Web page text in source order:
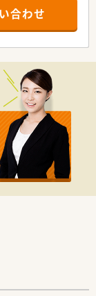
支援など在宅医療
新たに管理薬剤師
感を持って優し
求めています。
方々と良好な関
します。
地域包括ケアシス
。
用した高度な在宅
、患者様の健康な
ます。
調剤経験を十分に
。
合わせ